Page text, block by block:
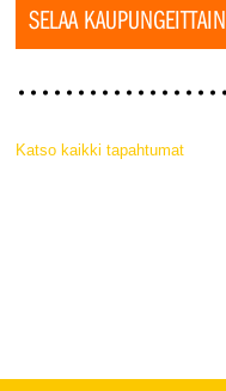
SELAA KAUPUNGEITTAIN
Katso kaikki tapahtumat